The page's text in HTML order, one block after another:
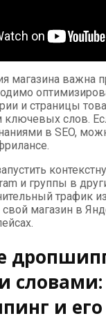
магазина важна
и страницы
ключевых слов.
в SEO,
и группы в
трафик
свой магазин в
словами:
и его